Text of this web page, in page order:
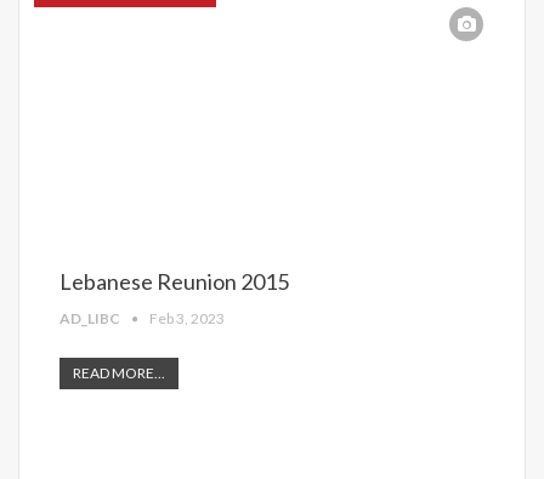
Lebanese Reunion 2015
AD_LIBC Feb 3, 2023
READ MORE...